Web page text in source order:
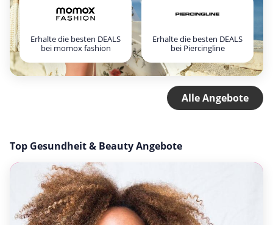
Erhalte die besten DEALS
bei momox fashion
Erhalte die besten DEALS
bei Piercingline
Alle Angebote
Top Gesundheit & Beauty Angebote